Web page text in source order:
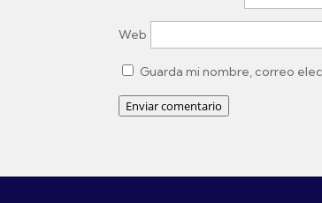
Web
Guarda mi nombre, correo
Enviar comentario